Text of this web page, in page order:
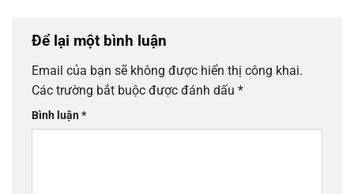
Để lại một bình luận
Email của bạn sẽ không được hiển thị công khai.
Các trường bắt buộc được đánh dấu *
Bình luận*